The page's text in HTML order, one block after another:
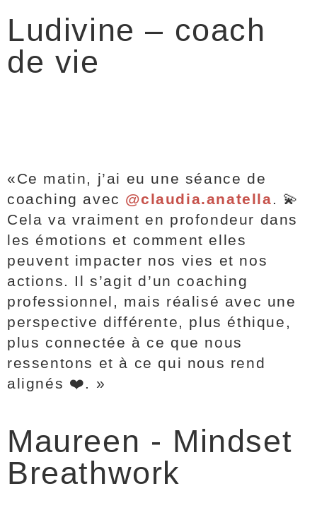
Ludivine – coach
de vie
«Ce matin, j’ai eu une séance de
coaching avec @claudia.anatella. 💫
Cela va vraiment en profondeur dans
les émotions et comment elles
peuvent impacter nos vies et nos
actions. Il s’agit d’un coaching
professionnel, mais réalisé avec une
perspective différente, plus éthique,
plus connectée à ce que nous
ressentons et à ce qui nous rend
alignés ❤️. »
Maureen - Mindset
Breathwork